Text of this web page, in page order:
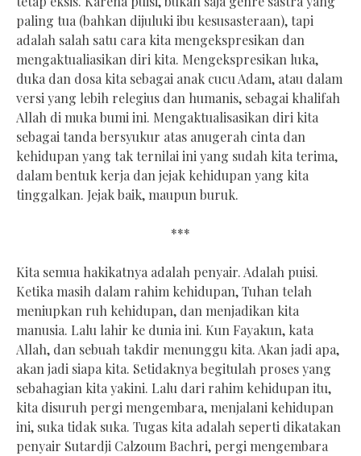
paling tua (bahkan dijuluki ibu kesusasteraan), tapi
adalah salah satu cara kita mengekspresikan dan
mengaktualiasikan diri kita. Mengekspresikan luka,
duka dan dosa kita sebagai anak cucu Adam, atau dalam
versi yang lebih relegius dan humanis, sebagai khalifah
Allah di muka bumi ini. Mengaktualisasikan diri kita
sebagai tanda bersyukur atas anugerah cinta dan
kehidupan yang tak ternilai ini yang sudah kita terima,
dalam bentuk kerja dan jejak kehidupan yang kita
tinggalkan. Jejak baik, maupun buruk.
***
Kita semua hakikatnya adalah penyair. Adalah puisi.
Ketika masih dalam rahim kehidupan, Tuhan telah
meniupkan ruh kehidupan, dan menjadikan kita
manusia. Lalu lahir ke dunia ini. Kun Fayakun, kata
Allah, dan sebuah takdir menunggu kita. Akan jadi apa,
akan jadi siapa kita. Setidaknya begitulah proses yang
sebahagian kita yakini. Lalu dari rahim kehidupan itu,
kita disuruh pergi mengembara, menjalani kehidupan
ini, suka tidak suka. Tugas kita adalah seperti dikatakan
penyair Sutardji Calzoum Bachri, pergi mengembara